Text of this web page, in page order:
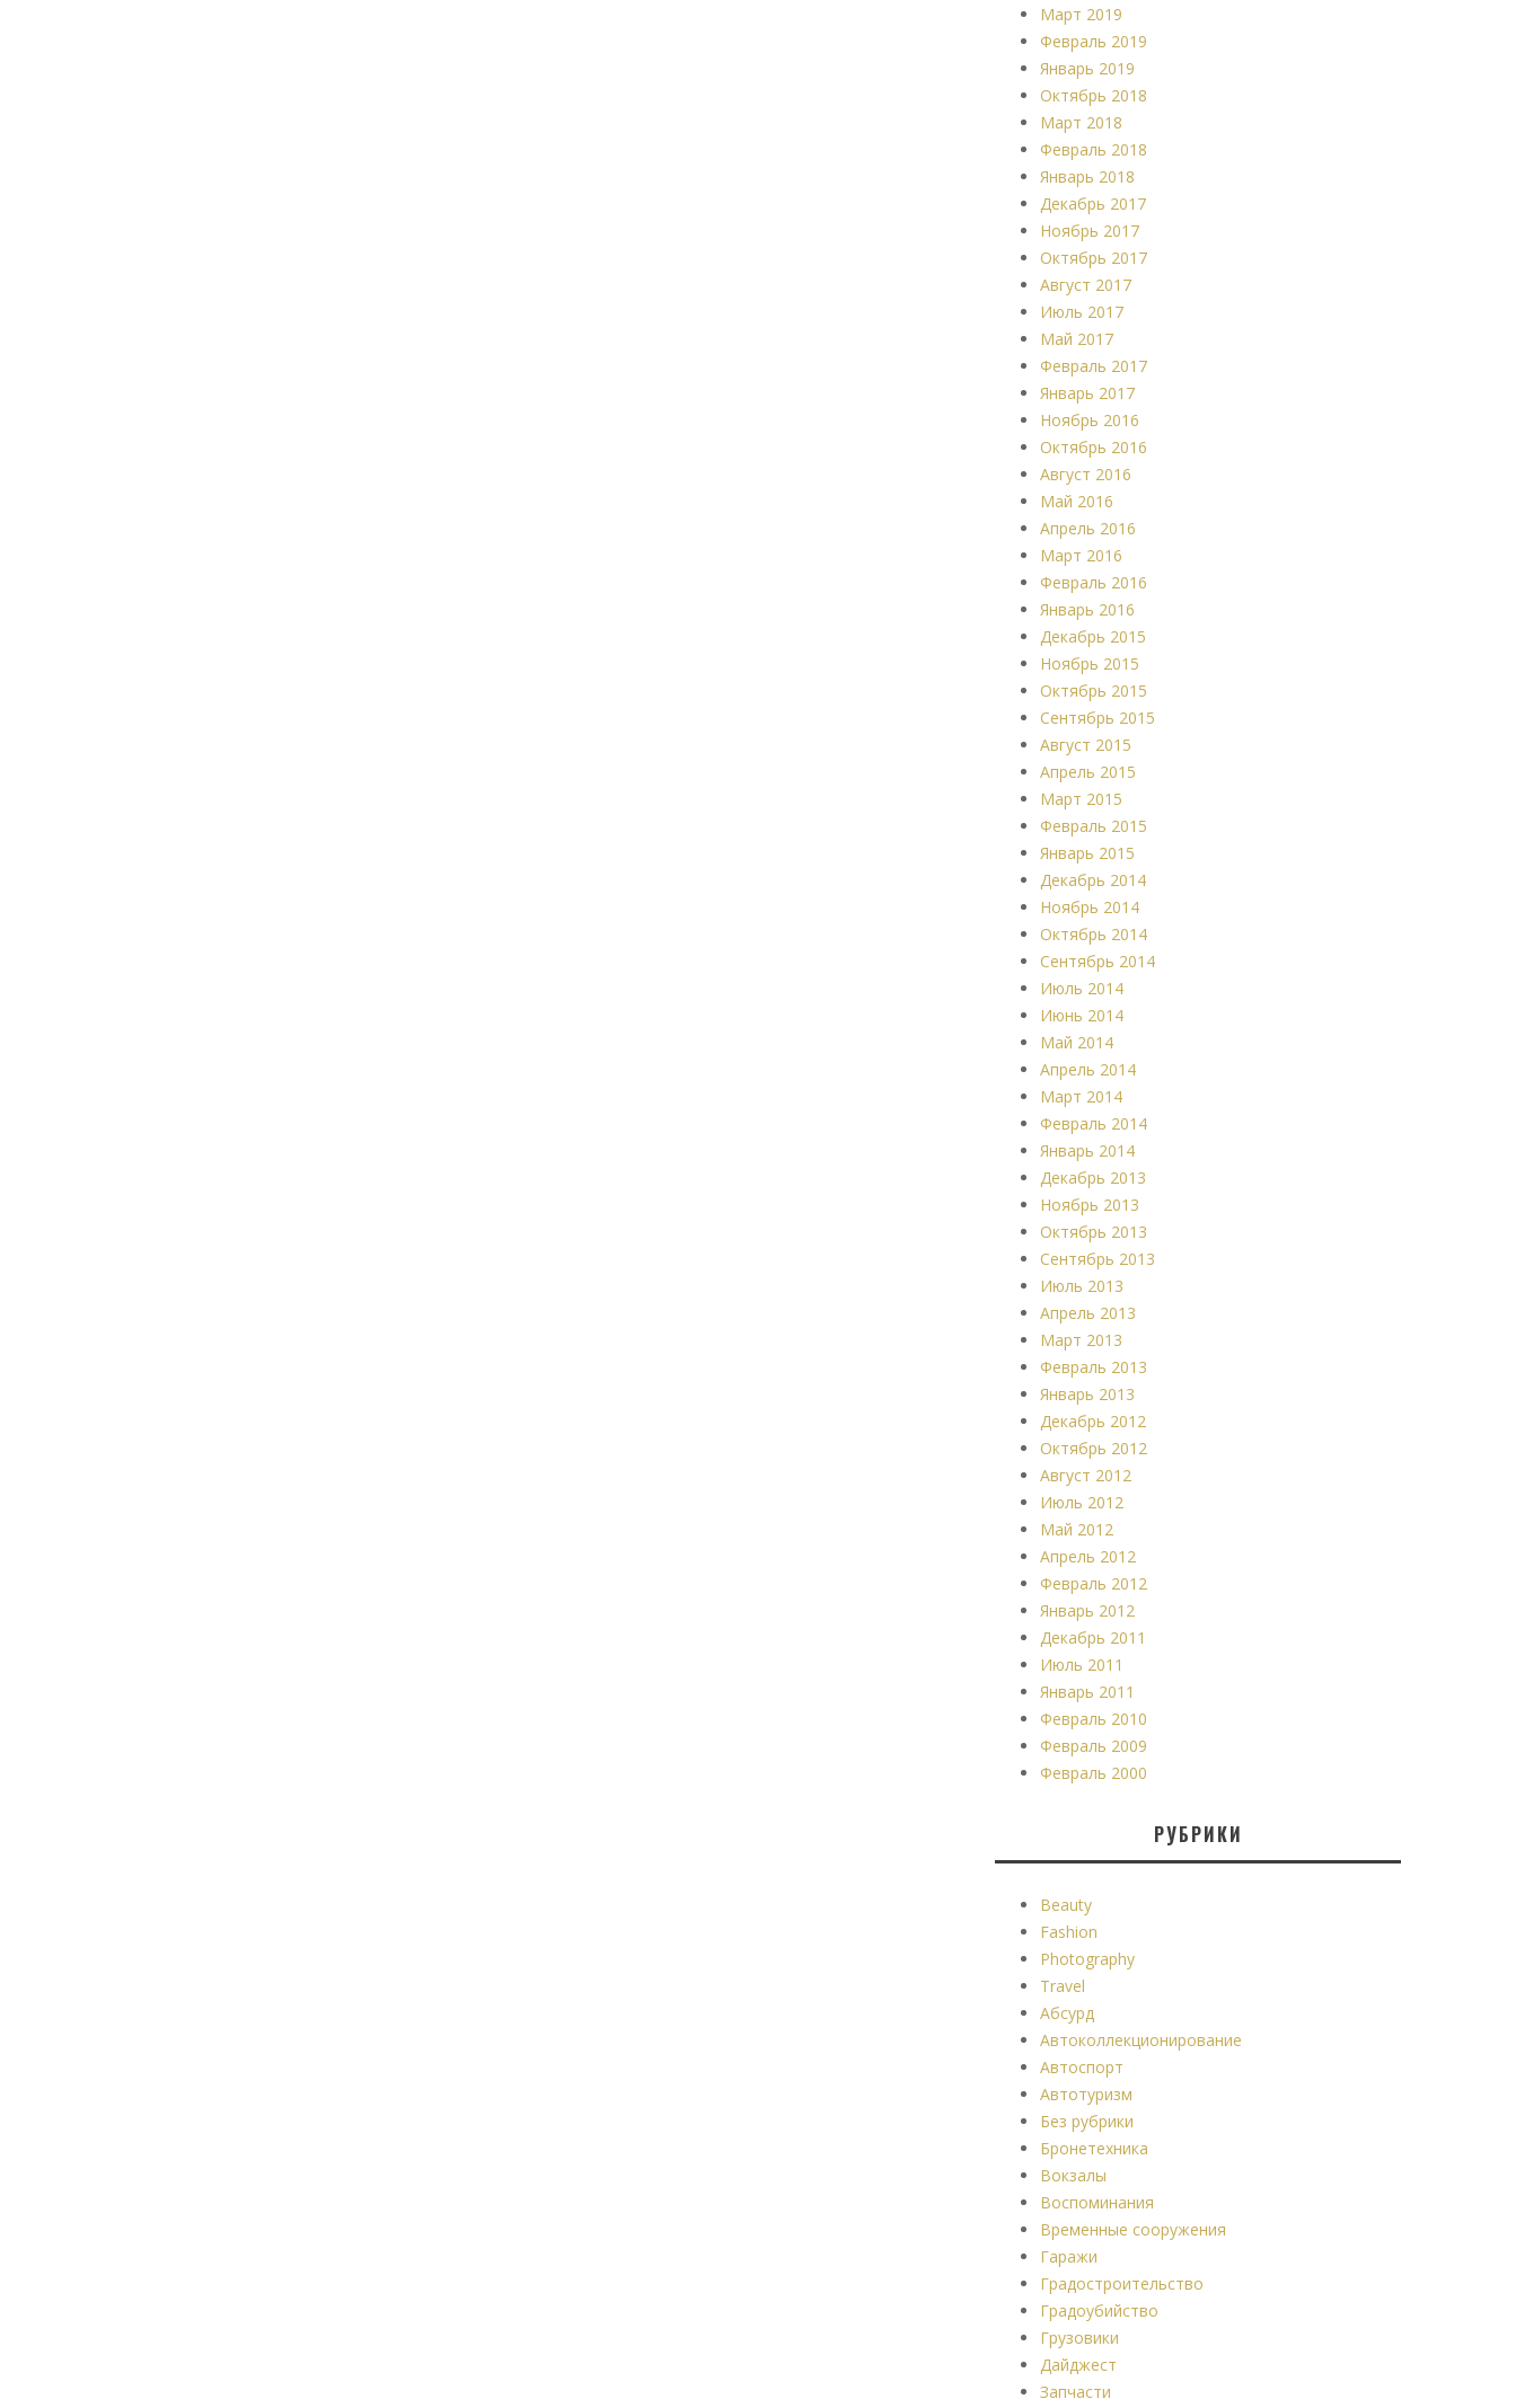
Март 2019
Февраль 2019
Январь 2019
Октябрь 2018
Март 2018
Февраль 2018
Январь 2018
Декабрь 2017
Ноябрь 2017
Октябрь 2017
Август 2017
Июль 2017
Май 2017
Февраль 2017
Январь 2017
Ноябрь 2016
Октябрь 2016
Август 2016
Май 2016
Апрель 2016
Март 2016
Февраль 2016
Январь 2016
Декабрь 2015
Ноябрь 2015
Октябрь 2015
Сентябрь 2015
Август 2015
Апрель 2015
Март 2015
Февраль 2015
Январь 2015
Декабрь 2014
Ноябрь 2014
Октябрь 2014
Сентябрь 2014
Июль 2014
Июнь 2014
Май 2014
Апрель 2014
Март 2014
Февраль 2014
Январь 2014
Декабрь 2013
Ноябрь 2013
Октябрь 2013
Сентябрь 2013
Июль 2013
Апрель 2013
Март 2013
Февраль 2013
Январь 2013
Декабрь 2012
Октябрь 2012
Август 2012
Июль 2012
Май 2012
Апрель 2012
Февраль 2012
Январь 2012
Декабрь 2011
Июль 2011
Январь 2011
Февраль 2010
Февраль 2009
Февраль 2000
РУБРИКИ
Beauty
Fashion
Photography
Travel
Абсурд
Автоколлекционирование
Автоспорт
Автотуризм
Без рубрики
Бронетехника
Вокзалы
Воспоминания
Временные сооружения
Гаражи
Градостроительство
Градоубийство
Грузовики
Дайджест
Запчасти